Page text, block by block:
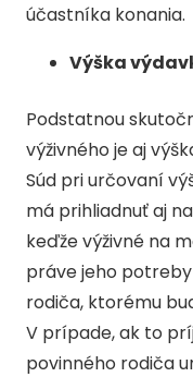
účastníka konania.
Výška
Podstatnou
výživného je aj
Súd pri určovaní
má prihliadnuť aj
keďže výživné na
práve jeho
rodiča, ktorému
V prípade, ak to
povinného rodiča